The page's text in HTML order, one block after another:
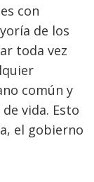
con
de los
toda vez
común y
vida. Esto
el gobierno